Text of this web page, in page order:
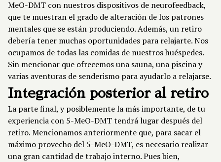
MeO-DMT con nuestros dispositivos de neurofeedback,
que te muestran el grado de alteración de los patrones
mentales que se están produciendo. Además, un retiro
debería tener muchas oportunidades para relajarte. Nos
ocupamos de todas las comidas de nuestros huéspedes.
Sin mencionar que ofrecemos una sauna, una piscina y
varias aventuras de senderismo para ayudarlo a relajarse.
Integración posterior al retiro
La parte final, y posiblemente la más importante, de tu
experiencia con 5-MeO-DMT tendrá lugar después del
retiro. Mencionamos anteriormente que, para sacar el
máximo provecho del 5-MeO-DMT, es necesario realizar
una gran cantidad de trabajo interno. Pues bien,